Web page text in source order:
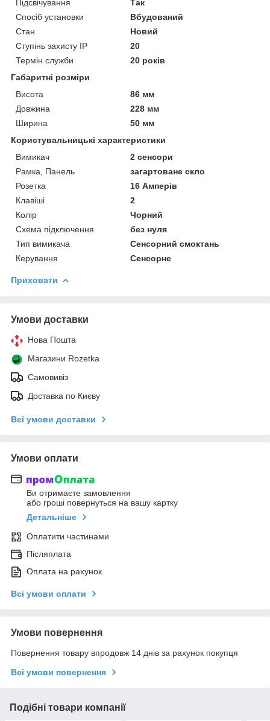
Підсвічування
Так
Спосіб установки
Вбудований
Стан
Новий
Ступінь захисту IP
20
Термін служби
20 років
Габаритні розміри
Висота
86 мм
Довжина
228 мм
Ширина
50 мм
Користувальницькі характеристики
Вимикач
2 сенсори
Рамка, Панель
загартоване скло
Розетка
16 Амперів
Клавіші
2
Колір
Чорний
Схема підключення
без нуля
Тип вимикача
Сенсорний смоктань
Керування
Сенсорне
Приховати
Умови доставки
Нова Пошта
Магазини Rozetka
Самовивіз
Доставка по Києву
Всі умови доставки
Умови оплати
Ви отримаєте замовлення
або гроші повернуться на вашу картку
Детальніше
Оплатити частинами
Післяплата
Оплата на рахунок
Всі умови оплати
Умови повернення
Повернення товару впродовж 14 днів за рахунок покупця
Всі умови повернення
Подібні товари компанії